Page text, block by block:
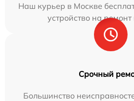
Наш курьер в Москве
устройство на
Срочный
Большинство